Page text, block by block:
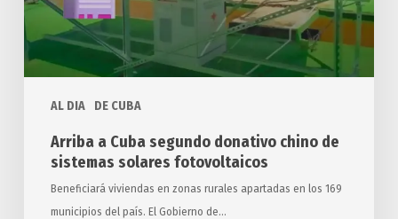
AL DIA DE CUBA
sistemas
solares
fotovoltaicos
Arriba a Cuba segundo donativo chino de
sistemas solares fotovoltaicos
Beneficiará viviendas en zonas rurales apartadas en los 169
municipios del país. El Gobierno de…